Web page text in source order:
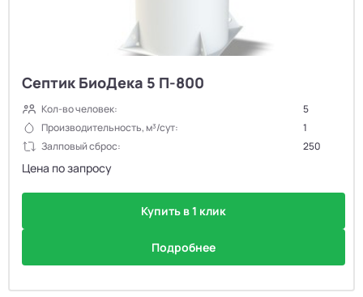
Септик БиоДека 5 П-800
Кол-во человек:
5
Производительность, м³/сут:
1
Залповый сброс:
250
Цена по запросу
Купить в 1 клик
Подробнее